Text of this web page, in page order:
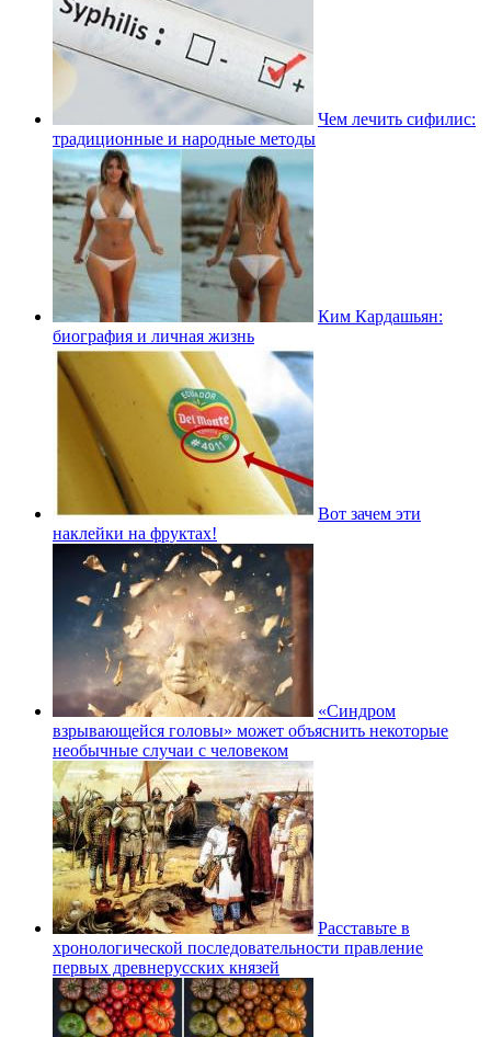
Чем лечить сифилис:
традиционные и народные методы
Ким Кардашьян:
биография и личная жизнь
Вот зачем эти
наклейки на фруктах!
«Синдром
взрывающейся головы» может объяснить некоторые
необычные случаи с человеком
Расставьте в
хронологической последовательности правление
первых древнерусских князей